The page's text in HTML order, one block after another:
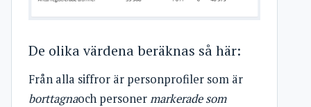
De olika värdena beräknas så här:
Från alla siffror är personprofiler som är
borttagnaoch personermarkerade som